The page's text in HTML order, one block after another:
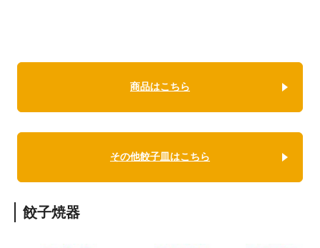
商品はこちら
その他餃子皿はこちら
餃子焼器